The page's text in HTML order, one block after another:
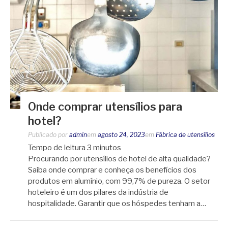
Onde comprar utensílios para
hotel?
Publicado por adminem agosto 24, 2023em Fábrica de utensílios
Tempo de leitura 3 minutos
Procurando por utensílios de hotel de alta qualidade?
Saiba onde comprar e conheça os benefícios dos
produtos em alumínio, com 99,7% de pureza. O setor
hoteleiro é um dos pilares da indústria de
hospitalidade. Garantir que os hóspedes tenham a…